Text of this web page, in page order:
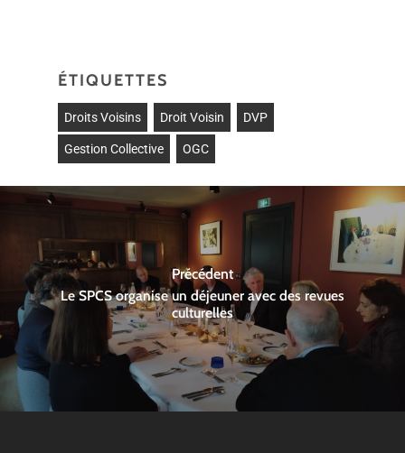
ÉTIQUETTES
Droits Voisins Droit Voisin DVP
Gestion Collective OGC
Précédent
Le SPCS organise un déjeuner avec des revues
culturelles